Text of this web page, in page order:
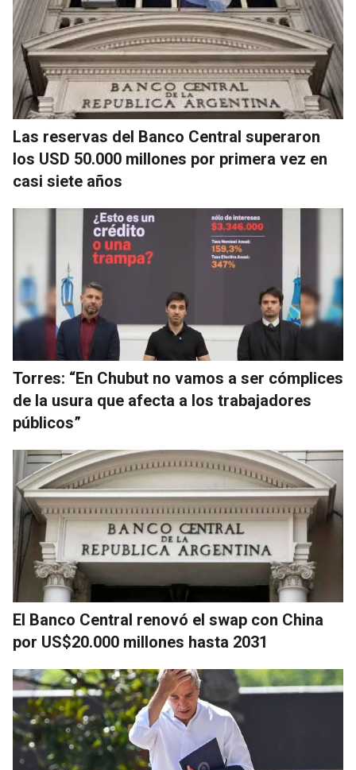
Las reservas del Banco Central superaron
los USD 50.000 millones por primera vez en
casi siete años
Torres: “En Chubut no vamos a ser cómplices
de la usura que afecta a los trabajadores
públicos”
El Banco Central renovó el swap con China
por US$20.000 millones hasta 2031